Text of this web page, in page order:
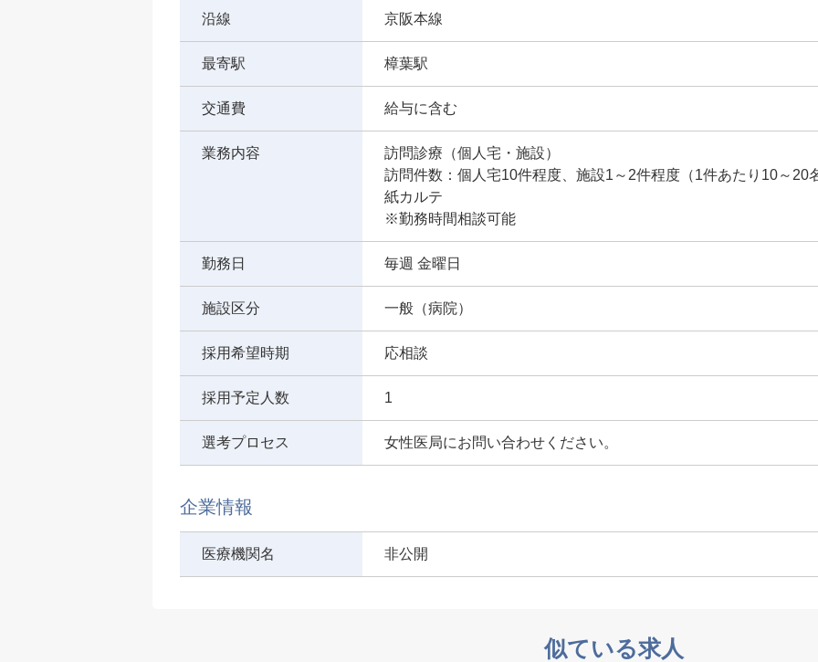
沿線 京阪本線
最寄駅 樟葉駅
交通費 給与に含む
業務内容
訪問診療（個人宅・施設）
訪問件数：個人宅10件程度、施設1～2件程度（1件あたり10～20
紙カルテ
※勤務時間相談可能
勤務日 毎週 金曜日
施設区分 一般（病院）
採用希望時期 応相談
採用予定人数 1
選考プロセス 女性医局にお問い合わせください。
企業情報
医療機関名 非公開
似ている求人